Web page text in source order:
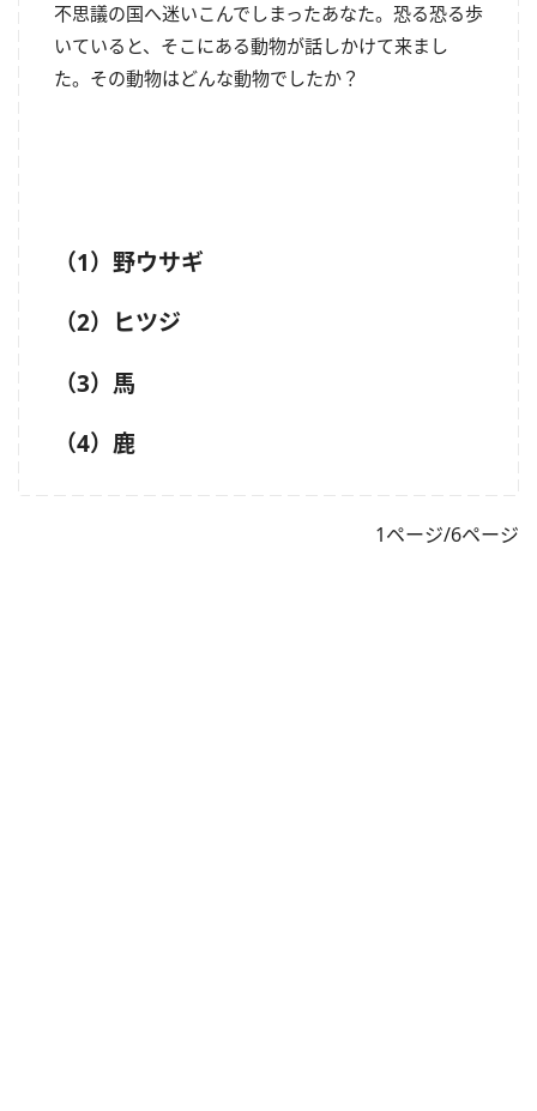
不思議の国へ迷いこんでしまったあなた。恐る恐る歩
いていると、そこにある動物が話しかけて来まし
た。その動物はどんな動物でしたか？
（1）野ウサギ
（2）ヒツジ
（3）馬
（4）鹿
1ページ/6ページ